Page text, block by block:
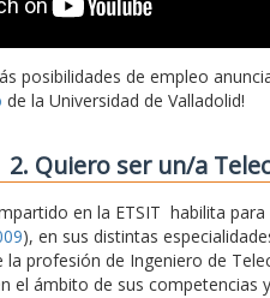
posibilidades de empleo
de la Universidad de Valladolid!
2. Quiero ser un/a
en la ETSIT habilita
), en sus distintas
la profesión de Ingeniero de
el ámbito de sus competencias